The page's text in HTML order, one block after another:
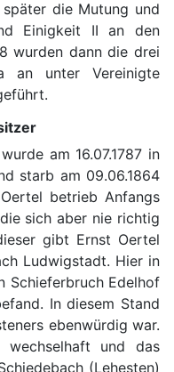
die Mutung und
Einigkeit II an den
wurden dann die drei
an unter Vereinigte
am 16.07.1787 in
starb am 09.06.1864
betrieb Anfangs
sich aber nie richtig
gibt Ernst Oertel
Ludwigstadt. Hier in
Schieferbruch Edelhof
In diesem Stand
ebenwürdig war.
und das
(Lehesten)